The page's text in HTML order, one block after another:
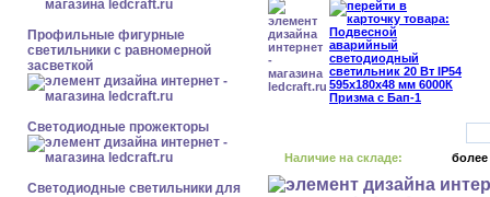
Профильные фигурные
светильники с равномерной
засветкой
Светодиодные прожекторы
Светодиодные светильники для
Наличие на складе: более